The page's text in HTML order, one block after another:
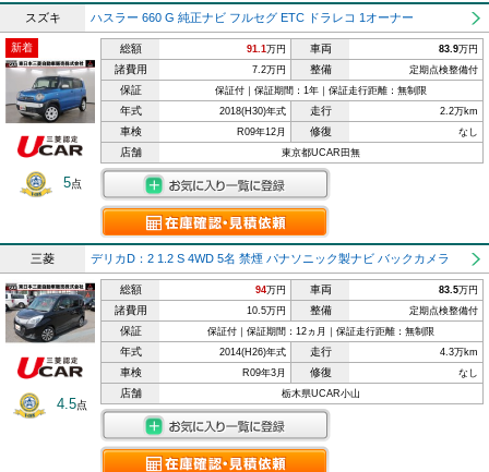
スズキ ハスラー 660 G 純正ナビ フルセグ ETC ドラレコ 1オーナー
新着
5点
総額 91.1万円 車両 83.9万円
諸費用 7.2万円 整備 定期点検整備付
保証 保証付｜保証期間：1年｜保証走行距離：無制限
年式 2018(H30)年式 走行 2.2万km
車検 R09年12月 修復 なし
店舗 東京都UCAR田無
三菱 デリカD：2 1.2 S 4WD 5名 禁煙 パナソニック製ナビ バックカメラ
4.5点
総額 94万円 車両 83.5万円
諸費用 10.5万円 整備 定期点検整備付
保証 保証付｜保証期間：12ヵ月｜保証走行距離：無制限
年式 2014(H26)年式 走行 4.3万km
車検 R09年3月 修復 なし
店舗 栃木県UCAR小山